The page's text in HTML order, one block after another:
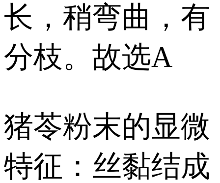
长，稍弯曲，有
分枝。故选A
猪苓粉末的显微
特征：丝黏结成